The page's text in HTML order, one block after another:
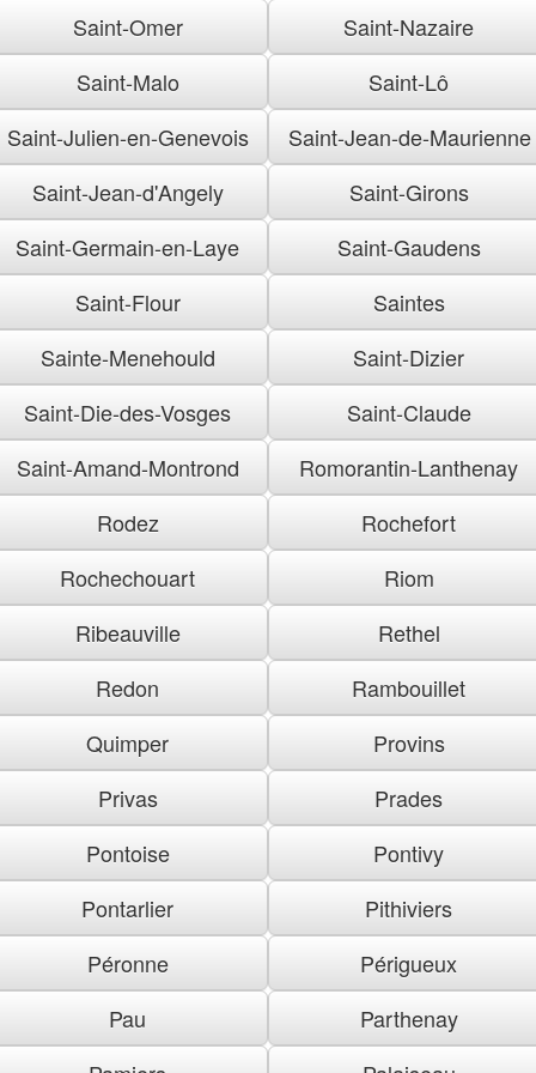
Saint-Omer
Saint-Nazaire
Saint-Malo
Saint-Lô
Saint-Julien-en-Genevois
Saint-Jean-de-Maurienne
Saint-Jean-d'Angely
Saint-Girons
Saint-Germain-en-Laye
Saint-Gaudens
Saint-Flour
Saintes
Sainte-Menehould
Saint-Dizier
Saint-Die-des-Vosges
Saint-Claude
Saint-Amand-Montrond
Romorantin-Lanthenay
Rodez
Rochefort
Rochechouart
Riom
Ribeauville
Rethel
Redon
Rambouillet
Quimper
Provins
Privas
Prades
Pontoise
Pontivy
Pontarlier
Pithiviers
Péronne
Périgueux
Pau
Parthenay